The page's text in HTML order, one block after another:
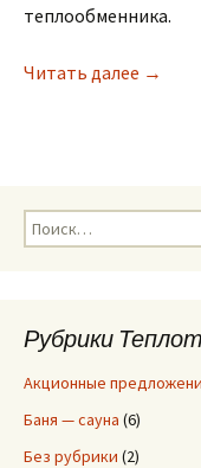
теплообменника.
Читать далее →
Н
а
:Рубрики
Акционные
Баня — сауна (6)
Без рубрики (2)